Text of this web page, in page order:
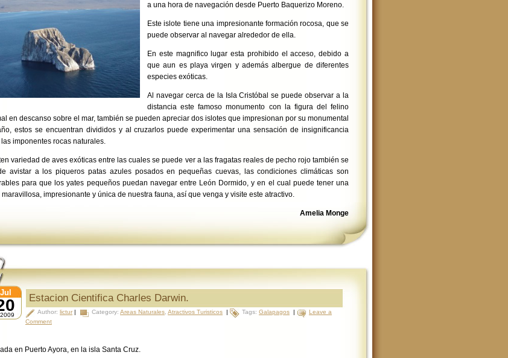
a una hora de navegación desde Puerto Baquerizo Moreno.
Este islote tiene una impresionante formación rocosa, que se
puede observar al navegar alrededor de ella.
En este magnifico lugar esta prohibido el acceso, debido a
que aun es playa virgen y además albergue de diferentes
especies exóticas.
Al navegar cerca de la Isla Cristóbal se puede observar a la
distancia este famoso monumento con la figura del felino
en descanso sobre el mar, también se pueden apreciar dos islotes que impresionan por su monumental
estos se encuentran divididos y al cruzarlos puede experimentar una sensación de insignificancia
imponentes rocas naturales.
variedad de aves exóticas entre las cuales se puede ver a las fragatas reales de pecho rojo también se
avistar a los piqueros patas azules posados en pequeñas cuevas, las condiciones climáticas son
para que los yates pequeños puedan navegar entre León Dormido, y en el cual puede tener una
maravillosa, impresionante y única de nuestra fauna, así que venga y visite este atractivo.
Amelia Monge
Jul
2009
Estacion Cientifica Charles Darwin.
Author: lictur | Category: Areas Naturales Atractivos Turisticos | Tags: Galapagos |
Leave a
Comment
en Puerto Ayora, en la isla Santa Cruz.